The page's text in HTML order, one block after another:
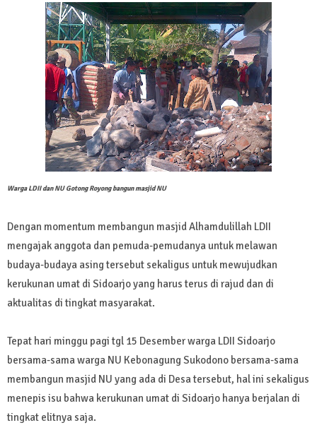
Warga LDII dan NU Gotong Royong bangun masjid NU
Dengan momentum membangun masjid Alhamdulillah LDII
mengajak anggota dan pemuda-pemudanya untuk melawan
budaya-budaya asing tersebut sekaligus untuk mewujudkan
kerukunan umat di Sidoarjo yang harus terus di rajud dan di
aktualitas di tingkat masyarakat.
Tepat hari minggu pagi tgl 15 Desember warga LDII Sidoarjo
bersama-sama warga NU Kebonagung Sukodono bersama-sama
membangun masjid NU yang ada di Desa tersebut, hal ini sekaligus
menepis isu bahwa kerukunan umat di Sidoarjo hanya berjalan di
tingkat elitnya saja.